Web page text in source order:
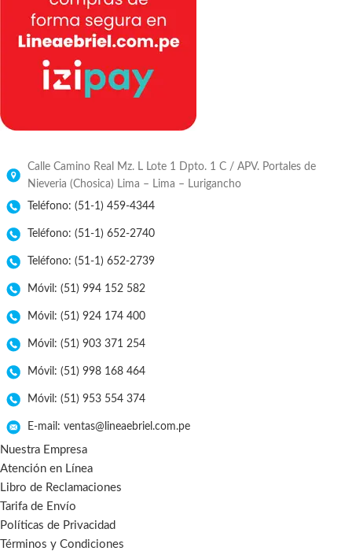
Calle Camino Real Mz. L Lote 1 Dpto. 1 C / APV. Portales de
Nieveria (Chosica) Lima – Lima – Lurigancho
Teléfono: (51-1) 459-4344
Teléfono: (51-1) 652-2740
Teléfono: (51-1) 652-2739
Móvil: (51) 994 152 582
Móvil: (51) 924 174 400
Móvil: (51) 903 371 254
Móvil: (51) 998 168 464
Móvil: (51) 953 554 374
E-mail: ventas@lineaebriel.com.pe
Nuestra Empresa
Atención en Línea
Libro de Reclamaciones
Tarifa de Envío
Políticas de Privacidad
Términos y Condiciones